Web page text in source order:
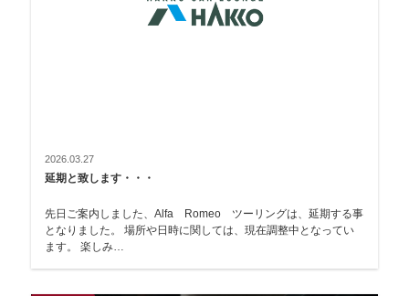
2026.03.27
延期と致します・・・
先日ご案内しました、Alfa Romeo ツーリングは、延期する事
となりました。 場所や日時に関しては、現在調整中となってい
ます。 楽しみ…